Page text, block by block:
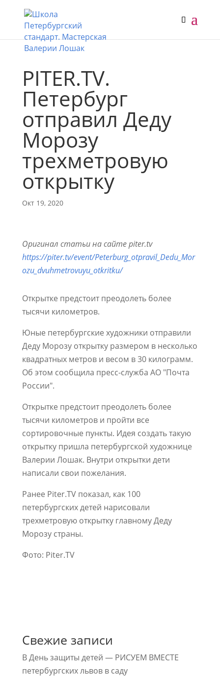
PITER.TV.
Петербург
отправил Деду
Морозу
трехметровую
открытку
Окт 19, 2020
Оригинал статьи на сайте piter.tv
https://piter.tv/event/Peterburg_otpravil_Dedu_Mor
ozu_dvuhmetrovuyu_otkritku/
Открытке предстоит преодолеть более
тысячи километров.
Юные петербургские художники отправили
Деду Морозу открытку размером в несколько
квадратных метров и весом в 30 килограмм.
Об этом сообщила пресс-служба АО "Почта
России".
Открытке предстоит преодолеть более
тысячи километров и пройти все
сортировочные пункты. Идея создать такую
открытку пришла петербургской художнице
Валерии Лошак. Внутри открытки дети
написали свои пожелания.
Ранее Piter.TV показал, как 100
петербургских детей нарисовали
трехметровую открытку главному Деду
Морозу страны.
Фото: Piter.TV
Свежие записи
В День защиты детей — РИСУЕМ ВМЕСТЕ
петербургских львов в саду